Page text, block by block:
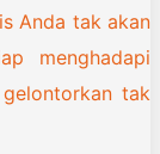
Anda tak akan
menghadapi
tak